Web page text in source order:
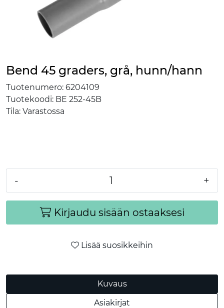
Bend 45 graders, grå, hunn/hann
Tuotenumero: 6204109
Tuotekoodi: BE 252-45B
Tila: Varastossa
- +
Kirjaudu sisään ostaaksesi
Lisää suosikkeihin
Kuvaus
Asiakirjat